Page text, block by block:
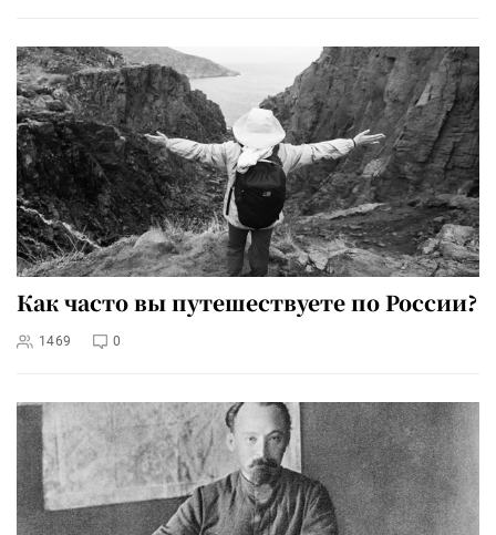
Как часто вы путешествуете по России?
1469 0